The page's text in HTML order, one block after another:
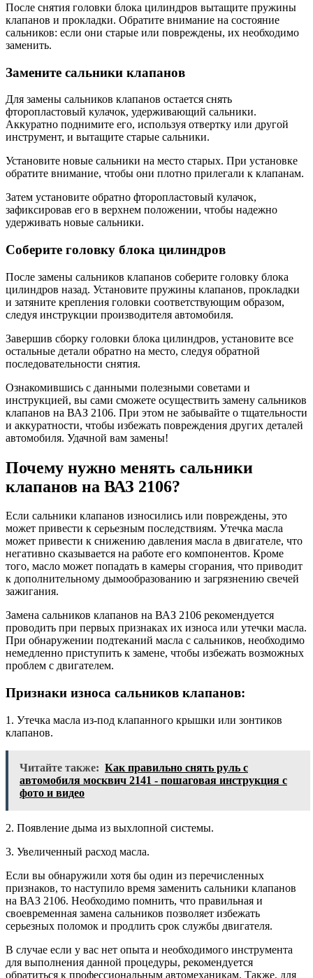
После снятия головки блока цилиндров вытащите пружины
клапанов и прокладки. Обратите внимание на состояние
сальников: если они старые или повреждены, их необходимо
заменить.
Замените сальники клапанов
Для замены сальников клапанов остается снять
фторопластовый кулачок, удерживающий сальники.
Аккуратно поднимите его, используя отвертку или другой
инструмент, и вытащите старые сальники.
Установите новые сальники на место старых. При установке
обратите внимание, чтобы они плотно прилегали к клапанам.
Затем установите обратно фторопластовый кулачок,
зафиксировав его в верхнем положении, чтобы надежно
удерживать новые сальники.
Соберите головку блока цилиндров
После замены сальников клапанов соберите головку блока
цилиндров назад. Установите пружины клапанов, прокладки
и затяните крепления головки соответствующим образом,
следуя инструкции производителя автомобиля.
Завершив сборку головки блока цилиндров, установите все
остальные детали обратно на место, следуя обратной
последовательности снятия.
Ознакомившись с данными полезными советами и
инструкцией, вы сами сможете осуществить замену сальников
клапанов на ВАЗ 2106. При этом не забывайте о тщательности
и аккуратности, чтобы избежать повреждения других деталей
автомобиля. Удачной вам замены!
Почему нужно менять сальники
клапанов на ВАЗ 2106?
Если сальники клапанов износились или повреждены, это
может привести к серьезным последствиям. Утечка масла
может привести к снижению давления масла в двигателе, что
негативно сказывается на работе его компонентов. Кроме
того, масло может попадать в камеры сгорания, что приводит
к дополнительному дымообразованию и загрязнению свечей
зажигания.
Замена сальников клапанов на ВАЗ 2106 рекомендуется
проводить при первых признаках их износа или утечки масла.
При обнаружении подтеканий масла с сальников, необходимо
немедленно приступить к замене, чтобы избежать возможных
проблем с двигателем.
Признаки износа сальников клапанов:
1. Утечка масла из-под клапанного крышки или зонтиков
клапанов.
Читайте также: Как правильно снять руль с
автомобиля москвич 2141 - пошаговая инструкция с
фото и видео
2. Появление дыма из выхлопной системы.
3. Увеличенный расход масла.
Если вы обнаружили хотя бы один из перечисленных
признаков, то наступило время заменить сальники клапанов
на ВАЗ 2106. Необходимо помнить, что правильная и
своевременная замена сальников позволяет избежать
серьезных поломок и продлить срок службы двигателя.
В случае если у вас нет опыта и необходимого инструмента
для выполнения данной процедуры, рекомендуется
обратиться к профессиональным автомеханикам. Также, для